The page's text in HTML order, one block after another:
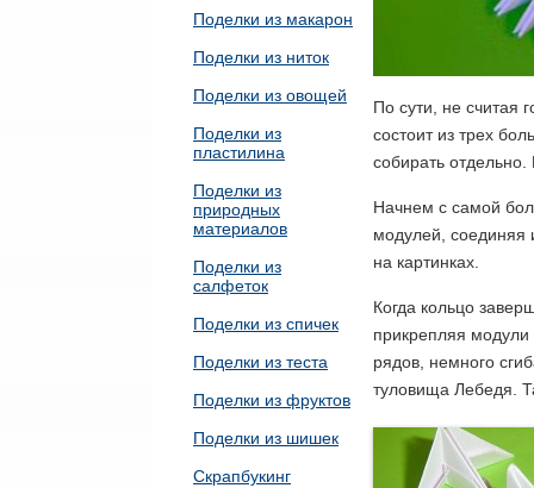
Поделки из макарон
Поделки из ниток
Поделки из овощей
Поделки из
пластилина
Поделки из
природных
материалов
Поделки из
салфеток
Поделки из спичек
Поделки из теста
Поделки из фруктов
Поделки из шишек
Скрапбукинг
По сути, не считая
состоит из трех
собирать
Начнем с самой
модулей, соединяя
на картинках.
Когда кольцо
прикрепляя модули
рядов, немного
туловища Лебедя.